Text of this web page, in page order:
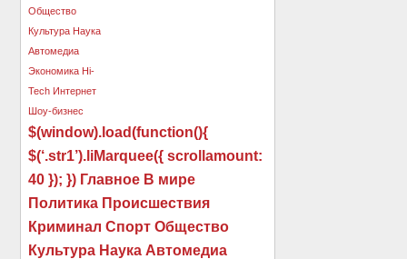
$(window).load(function(){
$(‘.str1’).liMarquee({ scrollamount:
40 }); }) Главное В мире
Политика Происшествия
Криминал Спорт Общество
Культура Наука Автомедиа